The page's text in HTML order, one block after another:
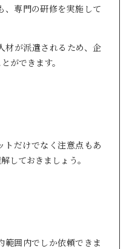
、専門の研修を実施して
材が派遣されるため、企
ができます。
トだけでなく注意点もあ
しておきましょう。
範囲内でしか依頼できま